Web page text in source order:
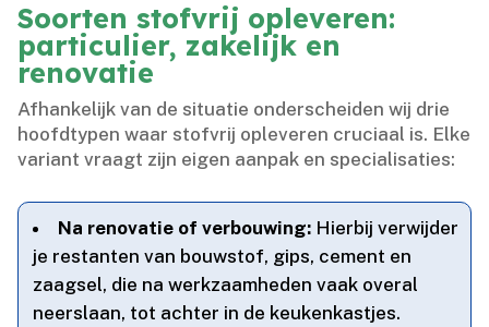
Soorten stofvrij opleveren:
particulier, zakelijk en
renovatie
Afhankelijk van de situatie onderscheiden wij drie
hoofdtypen waar stofvrij opleveren cruciaal is.​ Elke
variant vraagt zijn eigen aanpak en specialisaties:
Na renovatie of verbouwing: Hierbij verwijder
je restanten van bouwstof, gips, cement en
zaagsel, die na werkzaamheden vaak overal
neerslaan, tot achter in de keukenkastjes.​